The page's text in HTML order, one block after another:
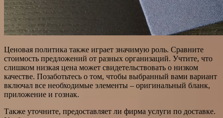
Ценовая политика также играет значимую роль. Сравните
стоимость предложений от разных организаций. Учтите, что
слишком низкая цена может свидетельствовать о низком
качестве. Позаботьтесь о том, чтобы выбранный вами вариант
включал все необходимые элементы – оригинальный бланк,
приложение и гознак.
Также уточните, предоставляет ли фирма услуги по доставке.